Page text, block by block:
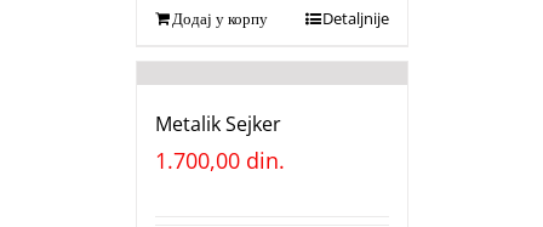
Додај у корпу Detaljnije
Metalik Sejker
1.700,00 din.